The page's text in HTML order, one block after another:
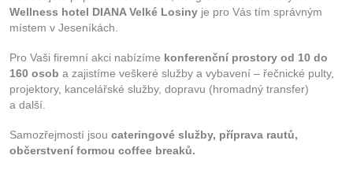
Wellness hotel DIANA Velké Losiny je pro Vás tím správným
místem v Jeseníkách.
Pro Vaši firemní akci nabízíme konferenční prostory od 10 do
160 osob a zajistíme veškeré služby a vybavení – řečnické pulty,
projektory, kancelářské služby, dopravu (hromadný transfer)
a další.
Samozřejmostí jsou cateringové služby, příprava rautů,
občerstvení formou coffee breaků.